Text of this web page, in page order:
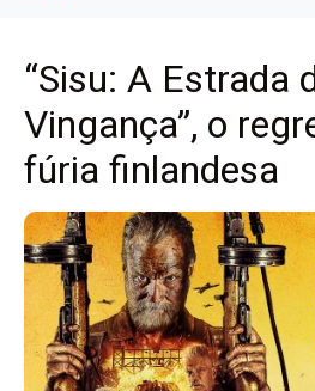
“Sisu: A Estrada
Vingança”, o
fúria finlandesa